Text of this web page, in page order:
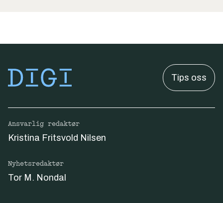
Tips oss
Ansvarlig redaktør
Kristina Fritsvold Nilsen
Nyhetsredaktør
Tor M. Nondal